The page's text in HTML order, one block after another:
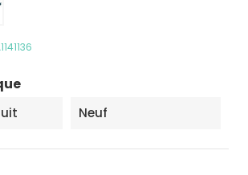
Neuf